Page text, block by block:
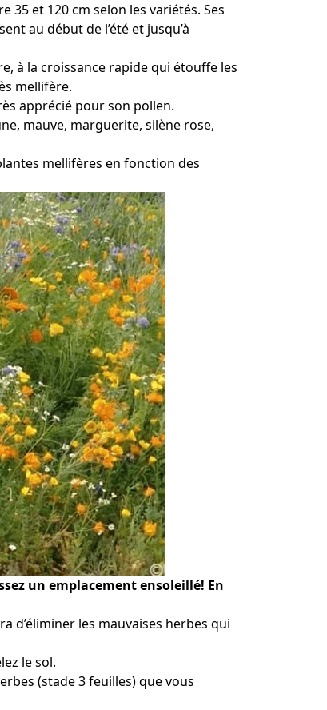
35 et 120 cm selon les variétés. Ses
au début de l’été et jusqu’à
à la croissance rapide qui étouffe les
mellifère.
apprécié pour son pollen.
mauve, marguerite, silène rose,
mellifères en fonction des
un emplacement ensoleillé! En
d’éliminer les mauvaises herbes qui
le sol.
(stade 3 feuilles) que vous